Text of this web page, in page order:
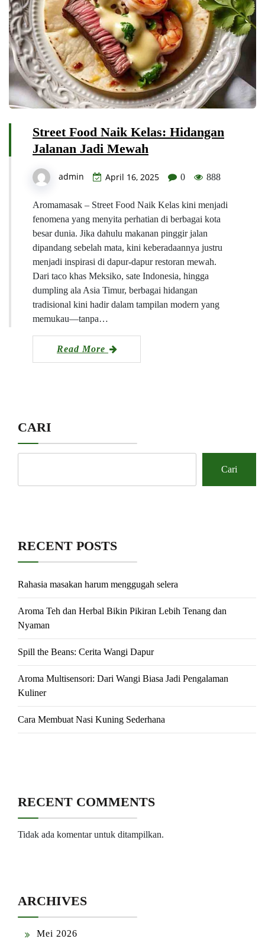
Street Food Naik Kelas: Hidangan
Jalanan Jadi Mewah
admin April 16, 2025 0 888
Aromamasak – Street Food Naik Kelas kini menjadi
fenomena yang menyita perhatian di berbagai kota
besar dunia. Jika dahulu makanan pinggir jalan
dipandang sebelah mata, kini keberadaannya justru
menjadi inspirasi di dapur-dapur restoran mewah.
Dari taco khas Meksiko, sate Indonesia, hingga
dumpling ala Asia Timur, berbagai hidangan
tradisional kini hadir dalam tampilan modern yang
memukau—tanpa…
Read More
CARI
Cari
RECENT POSTS
Rahasia masakan harum menggugah selera
Aroma Teh dan Herbal Bikin Pikiran Lebih Tenang dan
Nyaman
Spill the Beans: Cerita Wangi Dapur
Aroma Multisensori: Dari Wangi Biasa Jadi Pengalaman
Kuliner
Cara Membuat Nasi Kuning Sederhana
RECENT COMMENTS
Tidak ada komentar untuk ditampilkan.
ARCHIVES
Mei 2026